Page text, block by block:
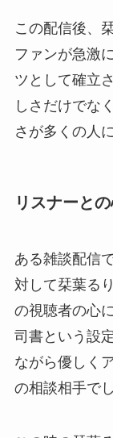
この配信後、
ファンが急激
ツとして確立
しさだけでな
さが多くの人
リスナーと
ある雑談配信
対して栞葉る
の視聴者の心
司書という設
ながら優しく
の相談相手でし